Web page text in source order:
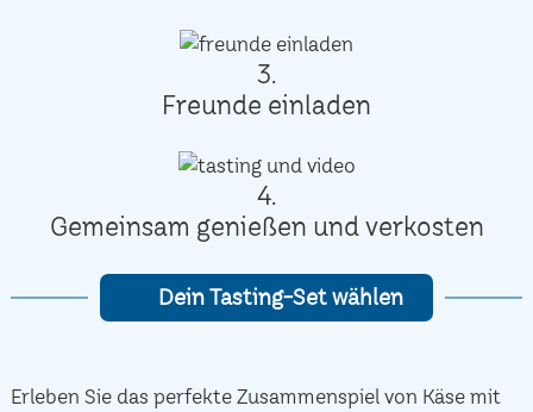
3.
Freunde einladen
4.
Gemeinsam genießen und verkosten
Dein Tasting-Set wählen
Erleben Sie das perfekte Zusammenspiel von Käse mit